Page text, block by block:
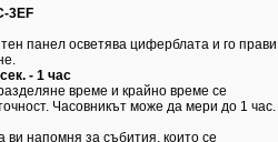
3EF
панел осветява циферблата и го прави
- 1 час
време и крайно време се
Часовникът може да мери до 1 час.
ви напомня за събития, които се